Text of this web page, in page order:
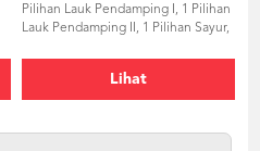
Pilihan Lauk Pendamping I, 1 Pilihan
Lauk Pendamping II, 1 Pilihan Sayur,
Lihat